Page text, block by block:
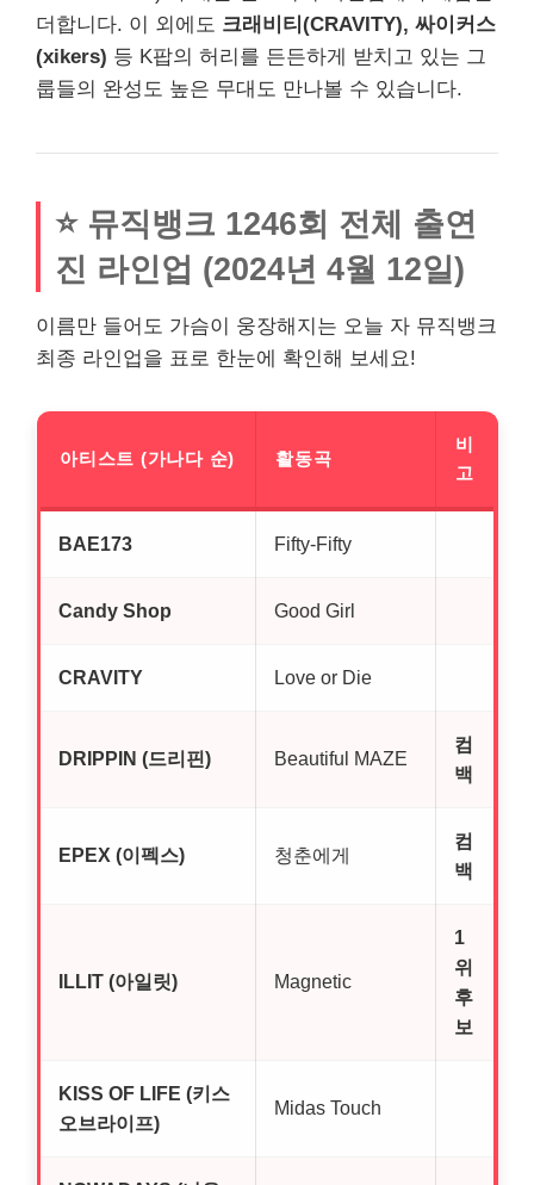
더합니다. 이 외에도 크래비티(CRAVITY), 싸이커스
(xikers) 등 K팝의 허리를 든든하게 받치고 있는 그
룹들의 완성도 높은 무대도 만나볼 수 있습니다.
⭐ 뮤직뱅크 1246회 전체 출연
진 라인업 (2024년 4월 12일)
이름만 들어도 가슴이 웅장해지는 오늘 자 뮤직뱅크
최종 라인업을 표로 한눈에 확인해 보세요!
아티스트 (가나다 순) 활동곡
비
고
BAE173 Fifty-Fifty
Candy Shop Good Girl
CRAVITY Love or Die
DRIPPIN (드리핀) Beautiful MAZE
컴
백
EPEX (이펙스) 청춘에게
컴
백
ILLIT (아일릿) Magnetic
1
위
후
보
KISS OF LIFE (키스
오브라이프)
Midas Touch